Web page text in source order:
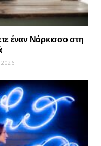
έναν Νάρκισσο στη